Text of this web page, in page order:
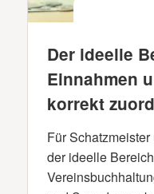
Der ideelle
Einnahmen
korrekt
Für
der ideelle